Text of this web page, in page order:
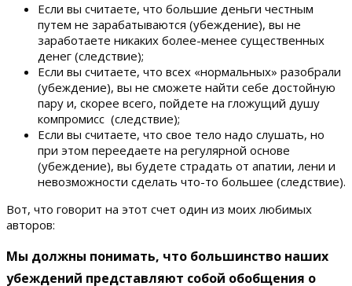
Если вы считаете, что большие деньги честным
путем не зарабатываются (убеждение), вы не
заработаете никаких более-менее существенных
денег (следствие);
Если вы считаете, что всех «нормальных» разобрали
(убеждение), вы не сможете найти себе достойную
пару и, скорее всего, пойдете на гложущий душу
компромисс (следствие);
Если вы считаете, что свое тело надо слушать, но
при этом переедаете на регулярной основе
(убеждение), вы будете страдать от апатии, лени и
невозможности сделать что-то большее (следствие).
Вот, что говорит на этот счет один из моих любимых
авторов:
Мы должны понимать, что большинство наших
убеждений представляют собой обобщения о